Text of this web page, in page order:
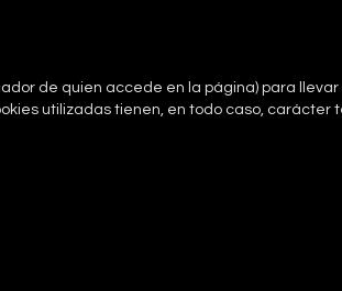
de quien accede en la página) para
utilizadas tienen, en todo caso, carácter